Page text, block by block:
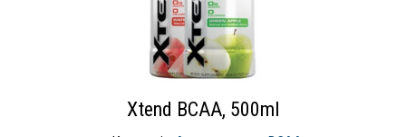
Xtend BCAA, 500ml